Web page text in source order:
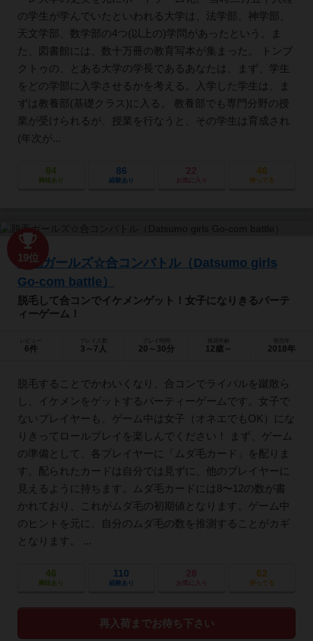
の学生が学んでいたといわれる大学は、法学部、神学部、
天文学部、数学部の4つ(以上の)学問があったという。ま
た、図書館には、数十万冊の教育写本が集まった。 トンブ
クトゥの、とある大学の学長であるあなたは、まず、学生
をどの学部に入学させるかを考える。入学した学生は、ま
ずは教養部(基礎クラス)に入る。 教養部でも専門分野の授
業が受けられるが、授業を行なうと、その学生は育成され
(年次が...
84
興味あり
86
経験あり
22
お気に入り
46
持ってる
19位
脱毛ガールズ☆合コンバトル（Datsumo girls
Go-com battle）
脱毛して合コンでイケメンゲット！女子になりきるパーテ
ィーゲーム！
6件
プレイ人数
3～7人 20～30分 12歳～ 2018年
脱毛することでかわいくなり、合コンでライバルを蹴散ら
し、イケメンをゲットするパーティーゲームです。女子で
ないプレイヤーも、ゲーム中は女子（オネエでもOK）にな
りきってロールプレイを楽しんでください！ まず、ゲーム
の準備として、各プレイヤーに「ムダ毛カード」を配りま
す。配られたカードは自分では見ずに、他のプレイヤーに
見えるように持ちます。ムダ毛カードには8〜12の数が書
かれており、これがムダ毛の初期値となります。ゲーム中
のヒントを元に、自分のムダ毛の数を推測することがカギ
となります。 ...
46
興味あり
110
経験あり
28
お気に入り
62
持ってる
再入荷までお待ち下さい